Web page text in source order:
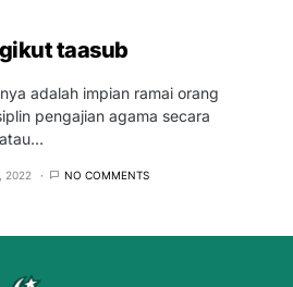
taasub
adalah impian ramai orang
pengajian agama secara
2022 NO COMMENTS